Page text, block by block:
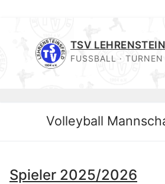
springen
TSV
FUSSBALL · TURNEN
Volleyball
Spieler 2025/2026